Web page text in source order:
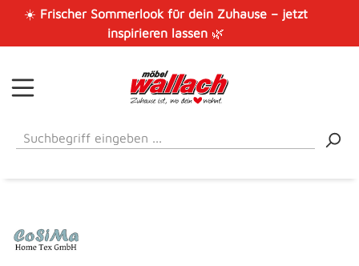
Zum Hauptinhalt springen
☀️ Frischer Sommerlook für dein Zuhause – jetzt
inspirieren lassen🌿